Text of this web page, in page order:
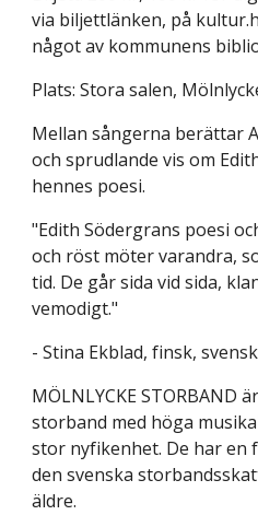
via biljettlänken, på
något av kommunens
Plats: Stora salen,
Mellan sångerna berättar
och sprudlande vis om
hennes poesi.
"Edith Södergrans poesi
och röst möter varandra,
tid. De går sida vid sida,
vemodigt."
- Stina Ekblad, finsk,
MÖLNLYCKE STORBAND
storband med höga
stor nyfikenhet. De har
den svenska
äldre.